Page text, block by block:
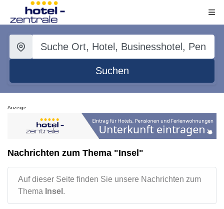
Suchen
Anzeige
Nachrichten zum Thema "Insel"
Auf dieser Seite finden Sie unsere Nachrichten zum
Thema Insel .